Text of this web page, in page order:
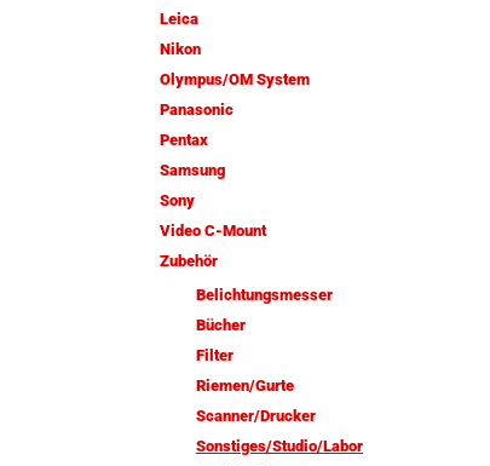
Leica
Nikon
Olympus/OM System
Panasonic
Pentax
Samsung
Sony
Video C-Mount
Zubehör
Belichtungsmesser
Bücher
Filter
Riemen/Gurte
Scanner/Drucker
Sonstiges/Studio/Labor